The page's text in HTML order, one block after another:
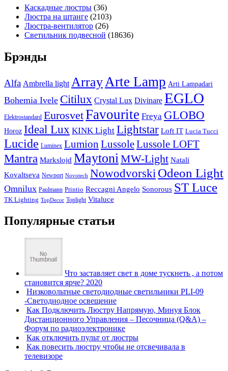
Каскадные люстры (36)
Люстра на штанге (2103)
Люстра-вентилятор (26)
Светильник подвесной (18636)
Брэнды
Alfa Ambrella light Array Arte Lamp Arti Lampadari
Bohemia Ivele Citilux Crystal Lux Divinare EGLO
Elektrostandard EurosvetFavourite Freya GLOBO
Horoz Ideal Lux KINK Light Lightstar Loft IT Lucia Tucci
Lucide Luminex Lumion LussoleLussole LOFT
Mantra Markslojd Maytoni MW-Light Natali
Kovaltseva Newport Novotech Nowodvorski Odeon Light
Omnilux Paulmann Printio Reccagni Angelo Sonorous ST Luce
TK Lighting TopDecor Toplight Vitaluce
Популярные статьи
Что заставляет свет в доме тускнеть , а потом
становится ярче? 2020
Низковольтные светодиодные светильники PLI-09
-Светодиодное освещение
Как Подключить Люстру Напрямую, Минуя Блок
Дистанционного Управления – Песочница (Q&A) –
Форум по радиоэлектронике
Как отключить пульт от люстры
Как повесить люстру чтобы не отсвечивала в
телевизоре